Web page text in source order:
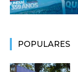
POPULARES